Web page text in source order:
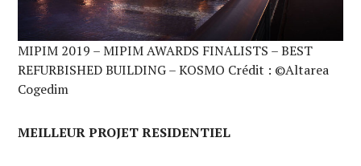
MIPIM 2019 – MIPIM AWARDS FINALISTS – BEST
REFURBISHED BUILDING – KOSMO Crédit : ©Altarea
Cogedim
MEILLEUR PROJET RESIDENTIEL